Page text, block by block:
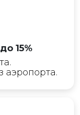
15%
аэропорта.